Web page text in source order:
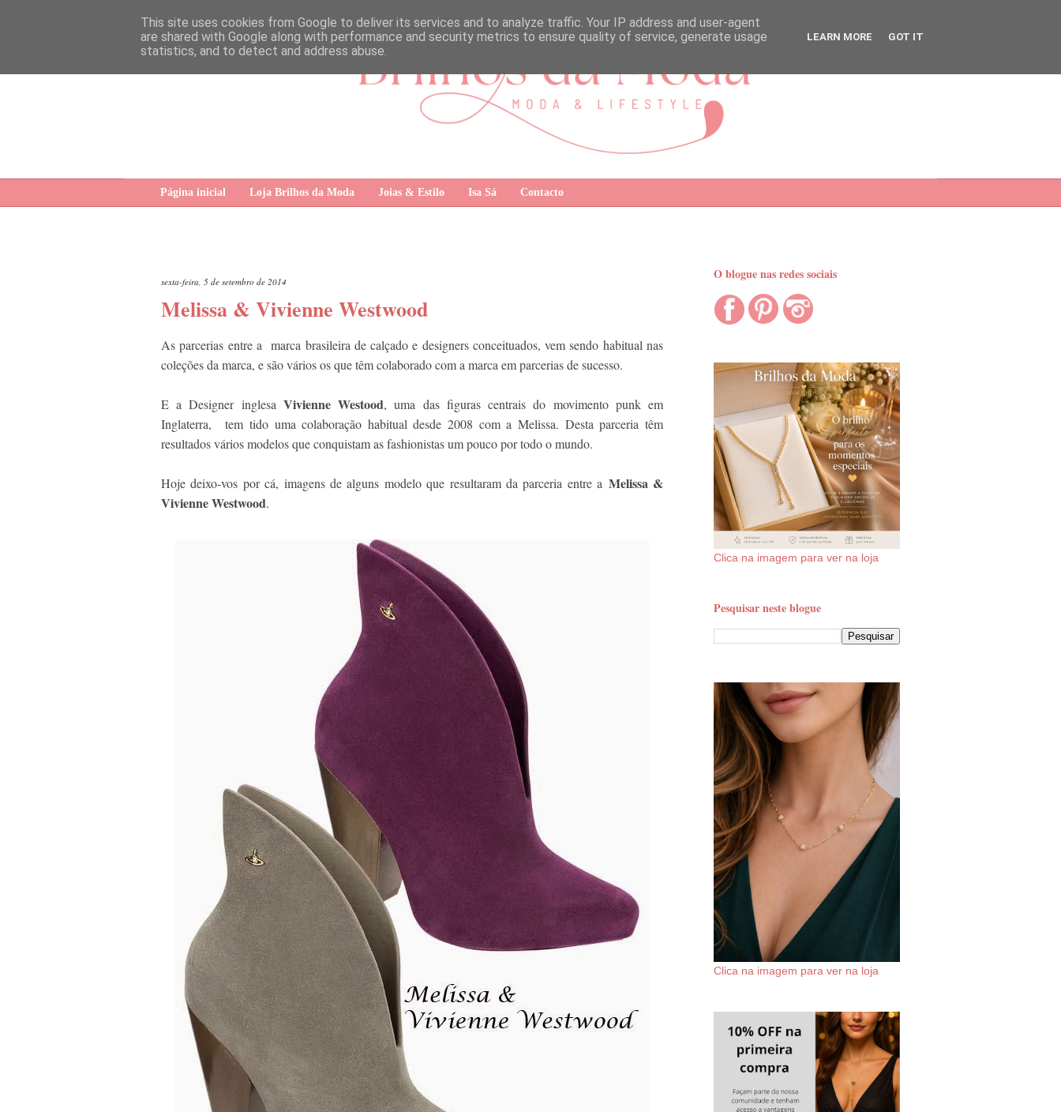
Página inicial Loja Brilhos da Moda Joias & Estilo Isa Sá Contacto
sexta-feira, 5 de setembro de 2014
Melissa & Vivienne Westwood
As parcerias entre a marca brasileira de calçado e designers conceituados, vem sendo habitual nas
coleções da marca, e são vários os que têm colaborado com a marca em parcerias de sucesso.
E a Designer inglesa Vivienne Westood, uma das figuras centrais do movimento punk em
Inglaterra, tem tido uma colaboração habitual desde 2008 com a Melissa. Desta parceria têm
resultados vários modelos que conquistam as fashionistas um pouco por todo o mundo.
Hoje deixo-vos por cá, imagens de alguns modelo que resultaram da parceria entre a Melissa &
Vivienne Westwood.
O blogue nas redes sociais
Clica na imagem para ver na loja
Pesquisar neste blogue
Clica na imagem para ver na loja
This site uses cookies from Google to deliver its services and to analyze traffic. Your IP address and user-agent
are shared with Google along with performance and security metrics to ensure quality of service, generate usage
statistics, and to detect and address abuse.
LEARN MORE GOT IT